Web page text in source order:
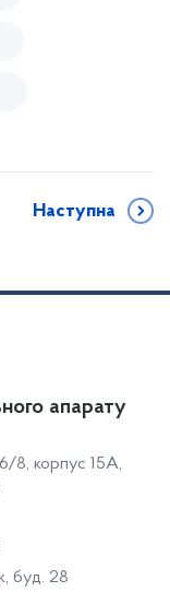
Наступна
апарату
8, корпус 15А,
буд. 28